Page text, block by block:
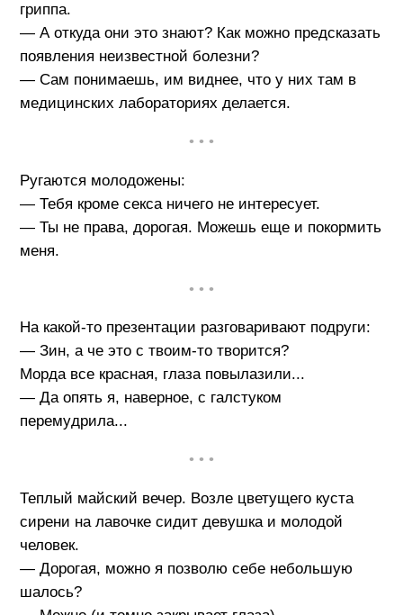
гриппа.
— А откуда они это знают? Как можно предсказать
появления неизвестной болезни?
— Сам понимаешь, им виднее, что у них там в
медицинских лабораториях делается.
• • •
Ругаются молодожены:
— Тебя кроме секса ничего не интересует.
— Ты не права, дорогая. Можешь еще и покормить
меня.
• • •
Hа какой-то пpезентации pазговаpивают подpyги:
— Зин, а че это с твоим-то твоpится?
Моpда все кpасная, глаза повылазили...
— Да опять я, навеpное, с галстуком
пеpемyдpила...
• • •
Теплый майский вечер. Возле цветущего куста
сирени на лавочке сидит девушка и молодой
человек.
— Дорогая, можно я позволю себе небольшую
шалось?